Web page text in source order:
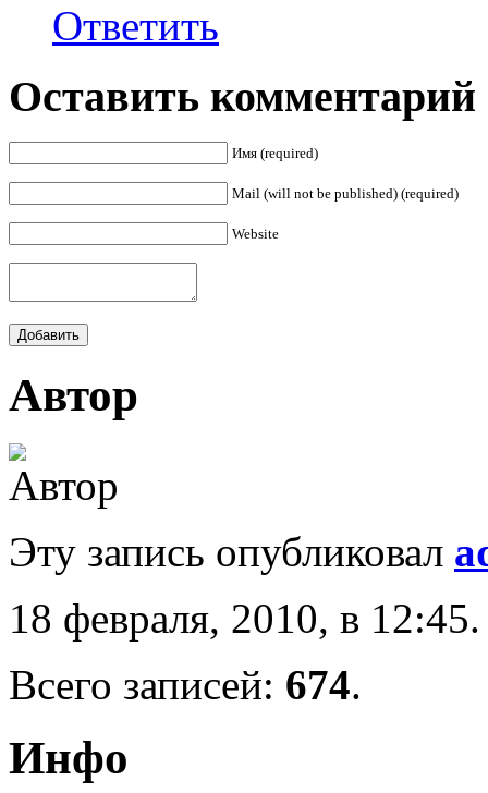
Ответить
Оставить комментарий
Имя (required)
Mail (will not be published) (required)
Website
Автор
Эту запись опубликовал
18 февраля, 2010, в 12:45.
Всего записей: 674.
Инфо